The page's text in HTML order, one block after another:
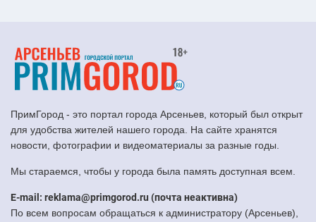
ПримГород - это портал города Арсеньев, который был открыт
для удобства жителей нашего города. На сайте хранятся
новости, фотографии и видеоматериалы за разные годы.
Мы стараемся, чтобы у города была память доступная всем.
E-mail: reklama@primgorod.ru (почта неактивна)
По всем вопросам обращаться к администратору (Арсеньев),